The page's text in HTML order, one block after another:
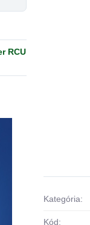
Kategória:
Kód:
RCU